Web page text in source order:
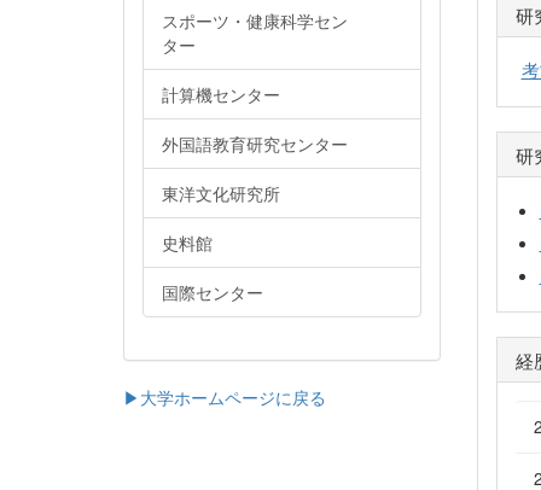
研
研
経
スポーツ・健康科学セン
ター
計算機センター
外国語教育研究センター
東洋文化研究所
史料館
国際センター
▶大学ホームページに戻る